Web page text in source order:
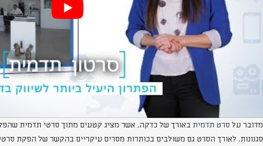
מדובר על סרט תדמית
סגנונות. לאורך הסרט גם משולבים בכותרות מסרים עיקריים בהקשר של הפקת